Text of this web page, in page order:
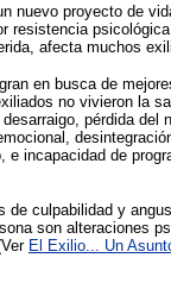
nuevo proyecto de
resistencia
afecta muchos
en busca de
no vivieron la
pérdida del
e incapacidad de
de culpabilidad y
son alteraciones
El Exilio... Un